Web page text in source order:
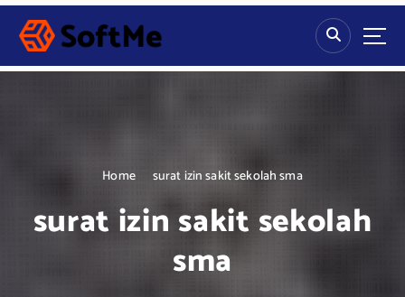
S
p
Home surat izin sakit sekolah sma
surat izin sakit sekolah
sma